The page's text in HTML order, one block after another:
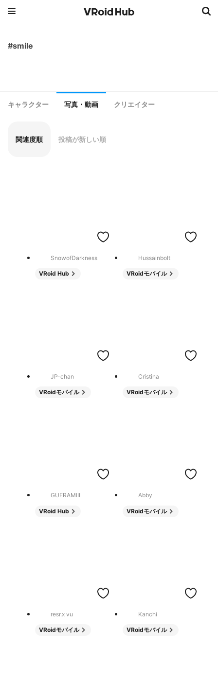
#smile
キャラクター 写真・動画 クリエイター
関連度順 投稿が新しい順
SnowofDarkness
VRoid Hub
Hussainbolt
VRoidモバイル
JP-chan
VRoidモバイル
Cristina
VRoidモバイル
GUERAMIII
VRoid Hub
Abby
VRoidモバイル
resr.x vu
VRoidモバイル
Kanchi
VRoidモバイル